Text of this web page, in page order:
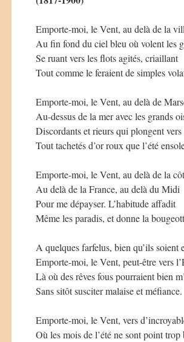
Emporte-moi, le Vent, au delà de la
Au fin fond du ciel bleu où volent les
Se ruant vers les flots agités, criaillant
Tout comme le feraient de simples
Emporte-moi, le Vent, au delà de
Au-dessus de la mer avec les grands
Discordants et rieurs qui plongent
Tout tachetés d’or roux que l’été
Emporte-moi, le Vent, au delà de la
Au delà de la France, au delà du Midi
Pour me dépayser. L’habitude affadit
Même les paradis, et donne la
A quelques farfelus, bien qu’ils soient
Emporte-moi, le Vent, peut-être vers
Là où des rêves fous pourraient bien
Sans sitôt susciter malaise et méfiance.
Emporte-moi, le Vent, vers
Où les mois de l’été ne sont point trop